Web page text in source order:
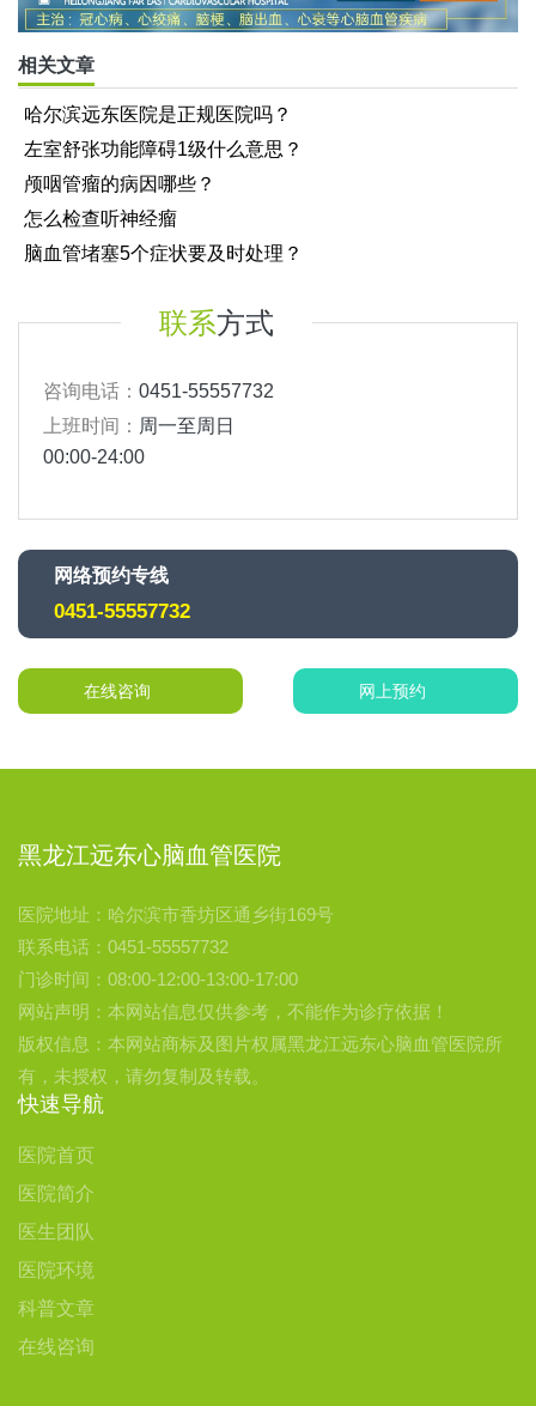
相关文章
哈尔滨远东医院是正规医院吗？
左室舒张功能障碍1级什么意思？
颅咽管瘤的病因哪些？
怎么检查听神经瘤
脑血管堵塞5个症状要及时处理？
联系方式
咨询电话： 0451-55557732
上班时间： 周一至周日
00:00-24:00
网络预约专线
0451-55557732
在线咨询 网上预约
黑龙江远东心脑血管医院
医院地址：哈尔滨市香坊区通乡街169号
联系电话：0451-55557732
门诊时间：08:00-12:00-13:00-17:00
网站声明：本网站信息仅供参考，不能作为诊疗依据！
版权信息：本网站商标及图片权属黑龙江远东心脑血管医院所
有，未授权，请勿复制及转载。
快速导航
医院首页
医院简介
医生团队
医院环境
科普文章
在线咨询